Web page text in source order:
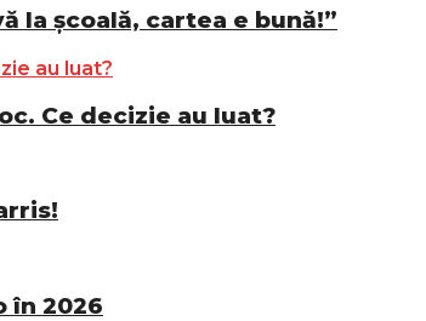
la școală, cartea e bună!”
Ce decizie au luat?
în 2026